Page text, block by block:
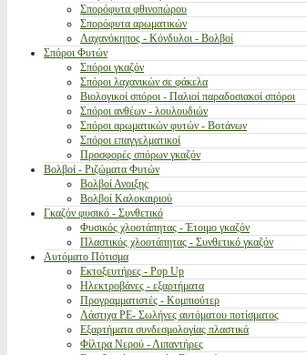
Σπορόφυτα φθινοπώρου
Σπορόφυτα αρωματικών
Λαχανόκηπος - Κόνδυλοι - Βολβοί
Σπόροι Φυτών
Σπόροι γκαζόν
Σπόροι λαχανικών σε φάκελα
Βιολογικοί σπόροι - Παλιοί παραδοσιακοί σπόροι
Σπόροι ανθέων - λουλουδιών
Σπόροι αρωματικών φυτών - Βοτάνων
Σπόροι επαγγελματικοί
Προσφορές σπόρων γκαζόν
Βολβοί - Ριζώματα Φυτών
Βολβοί Ανοιξης
Βολβοί Καλοκαιριού
Γκαζόν φυσικό - Συνθετικό
Φυσικός χλοοτάπητας - Έτοιμο γκαζόν
Πλαστικός χλοοτάπητας - Συνθετικό γκαζόν
Αυτόματο Πότισμα
Εκτοξευτήρες - Pop Up
Ηλεκτροβάνες - εξαρτήματα
Προγραμματιστές - Κομπιούτερ
Λάστιχα PE- Σωλήνες αυτόματου ποτίσματος
Εξαρτήματα συνδεσμολογίας πλαστικά
Φίλτρα Νερού - Λιπαντήρες